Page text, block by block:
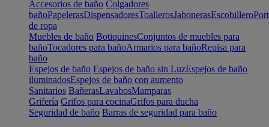
Accesorios de baño Colgadores
bañoPapelerasDispensadoresToallerosJabonerasEscobillero
de ropa
Muebles de baño BotiquinesConjuntos de muebles para
bañoTocadores para bañoArmarios para bañoRepisa para
baño
Espejos de baño Espejos de baño sin LuzEspejos de baño
iluminadosEspejos de baño con aumento
Sanitarios BañerasLavabosMamparas
Grifería Grifos para cocinaGrifos para ducha
Seguridad de baño Barras de seguridad para baño